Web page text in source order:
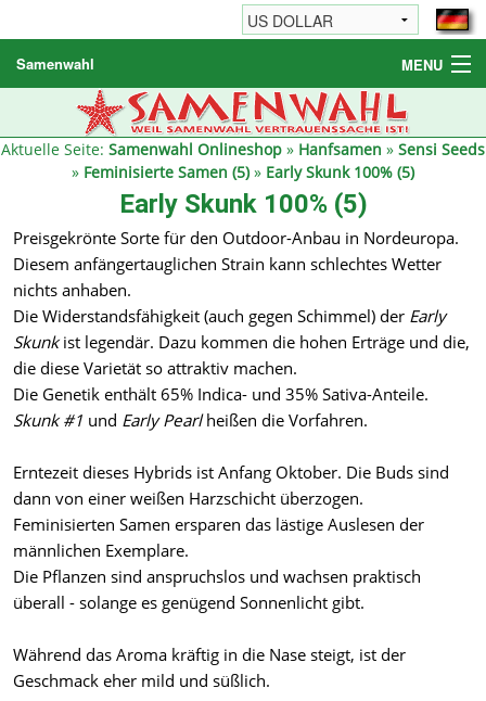
Samenwahl MENU
Hanfsamen
Weitere Produkte
Reseller
Aktuelle Seite: Samenwahl Onlineshop » Hanfsamen » Sensi Seeds
» Feminisierte Samen (5)» Early Skunk 100% (5)
Early Skunk 100% (5)
Preisgekrönte Sorte für den Outdoor-Anbau in Nordeuropa.
Diesem anfängertauglichen Strain kann schlechtes Wetter
nichts anhaben.
Die Widerstandsfähigkeit (auch gegen Schimmel) der Early
Skunkist legendär. Dazu kommen die hohen Erträge und die,
die diese Varietät so attraktiv machen.
Die Genetik enthält 65% Indica- und 35% Sativa-Anteile.
Skunk #1 und Early Pearlheißen die Vorfahren.
Erntezeit dieses Hybrids ist Anfang Oktober. Die Buds sind
dann von einer weißen Harzschicht überzogen.
Feminisierten Samen ersparen das lästige Auslesen der
männlichen Exemplare.
Die Pflanzen sind anspruchslos und wachsen praktisch
überall - solange es genügend Sonnenlicht gibt.
Während das Aroma kräftig in die Nase steigt, ist der
Geschmack eher mild und süßlich.